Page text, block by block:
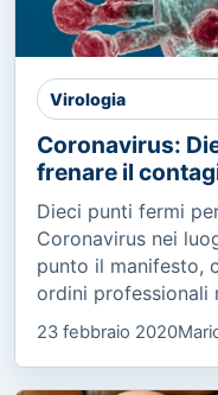
Virologia
Coronavirus:
frenare il
Dieci punti fermi
Coronavirus nei
punto il manifesto,
ordini professionali
23 febbraio 2020